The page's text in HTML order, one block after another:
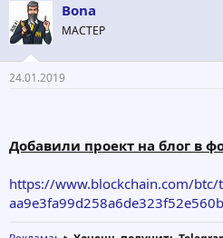
Bona
МАСТЕР
24.01.2019
Добавили проект на блог в
https://www.blockchain.com/